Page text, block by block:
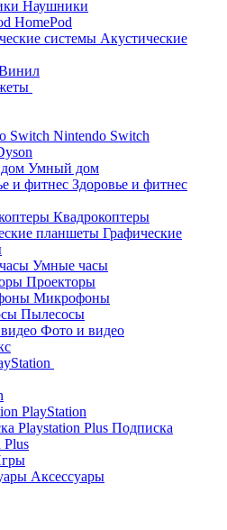
Наушники
HomePod
Акустические
Nintendo Switch
Умный дом
Здоровье и фитнес
Квадрокоптеры
Графические
Умные часы
Проекторы
Микрофоны
Пылесосы
Фото и видео
PlayStation
Подписка
Plus
Аксессуары